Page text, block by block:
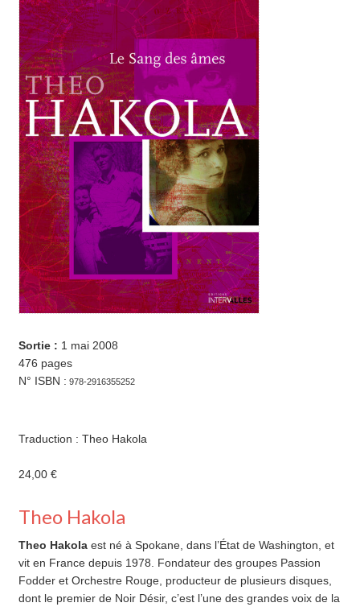
24,00 €
Sortie : 1 mai 2008
476 pages
N° ISBN : 978-2916355252
Traduction : Theo Hakola
24,00 €
Theo Hakola
Theo Hakolaest né à Spokane, dans l’État de Washington, et
vit en France depuis 1978. Fondateur des groupes Passion
Fodder et Orchestre Rouge, producteur de plusieurs disques,
dont le premier de Noir Désir, c’est l’une des grandes voix de la